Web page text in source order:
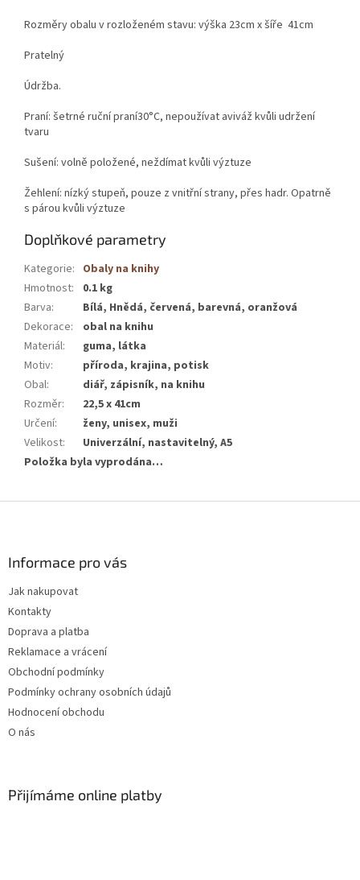
Rozměry obalu v rozloženém stavu: výška 23cm x šíře 41cm
Pratelný
Údržba.
Praní: šetrné ruční praní30°C, nepoužívat aviváž kvůli udržení
tvaru
Sušení: volně položené, neždímat kvůli výztuze
Žehlení: nízký stupeň, pouze z vnitřní strany, přes hadr. Opatrně
s párou kvůli výztuze
Doplňkové parametry
Kategorie: Obaly na knihy
Hmotnost:
0.1 kg
Barva:
Bílá, Hnědá, červená, barevná, oranžová
Dekorace:
obal na knihu
Materiál:
guma, látka
Motiv:
příroda, krajina, potisk
Obal:
diář, zápisník, na knihu
Rozměr:
22,5 x 41cm
Určení:
ženy, unisex, muži
Velikost:
Univerzální, nastavitelný, A5
Položka byla vyprodána…
Informace pro vás
Jak nakupovat
Kontakty
Doprava a platba
Reklamace a vrácení
Obchodní podmínky
Podmínky ochrany osobních údajů
Hodnocení obchodu
O nás
Přijímáme online platby